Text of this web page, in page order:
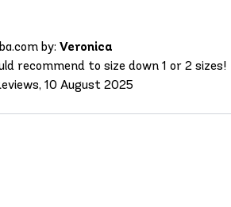
by: Veronica
recommend to size down 1 or 2 sizes!
10 August 2025